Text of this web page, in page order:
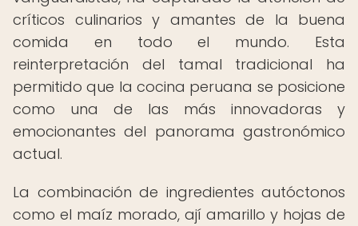
críticos culinarios y amantes de la buena
comida en todo el mundo. Esta
reinterpretación del tamal tradicional ha
permitido que la cocina peruana se posicione
como una de las más innovadoras y
emocionantes del panorama gastronómico
actual.
La combinación de ingredientes autóctonos
como el maíz morado, ají amarillo y hojas de